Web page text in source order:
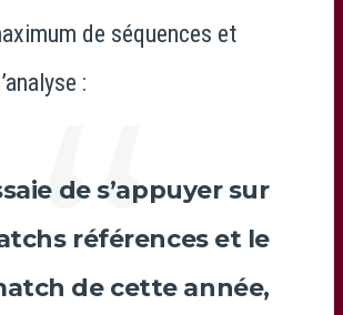
de séquences et
:
de s’appuyer sur
références et le
de cette année,